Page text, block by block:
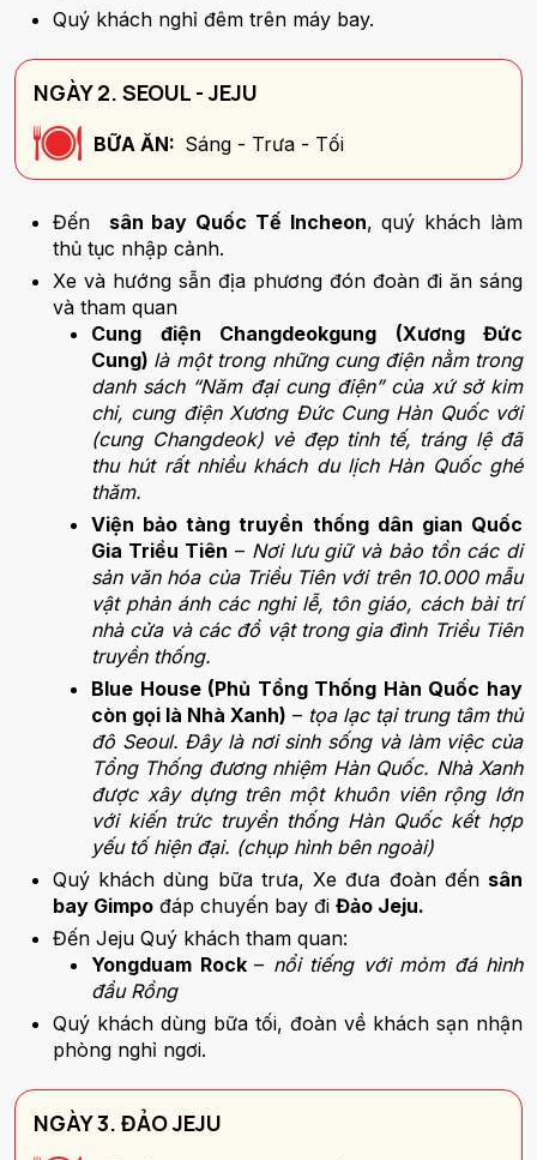
Quý khách nghỉ đêm trên máy bay.
NGÀY 2. SEOUL - JEJU
BỮA ĂN: Sáng - Trưa - Tối
Đến sân bay Quốc Tế Incheon, quý khách làm
thủ tục nhập cảnh.
Xe và hướng sẫn địa phương đón đoàn đi ăn sáng
và tham quan
Cung điện Changdeokgung (Xương Đức
Cung) là một trong những cung điện nằm trong
danh sách “Năm đại cung điện” của xứ sở kim
chi, cung điện Xương Đức Cung Hàn Quốc với
(cung Changdeok) vẻ đẹp tinh tế, tráng lệ đã
thu hút rất nhiều khách du lịch Hàn Quốc ghé
thăm.
Viện bảo tàng truyền thống dân gian Quốc
Gia Triều Tiên – Nơi lưu giữ và bảo tồn các di
sản văn hóa của Triều Tiên với trên 10.000 mẫu
vật phản ánh các nghi lễ, tôn giáo, cách bài trí
nhà cửa và các đồ vật trong gia đình Triều Tiên
truyền thống.
Blue House (Phủ Tổng Thống Hàn Quốc hay
còn gọi là Nhà Xanh) – tọa lạc tại trung tâm thủ
đô Seoul. Đây là nơi sinh sống và làm việc của
Tổng Thống đương nhiệm Hàn Quốc. Nhà Xanh
được xây dựng trên một khuôn viên rộng lớn
với kiến trức truyền thống Hàn Quốc kết hợp
yếu tố hiện đại. (chụp hình bên ngoài)
Quý khách dùng bữa trưa, Xe đưa đoàn đến sân
bay Gimpo đáp chuyến bay đi Đảo Jeju.
Đến Jeju Quý khách tham quan:
Yongduam Rock – nổi tiếng với mỏm đá hình
đầu Rồng
Quý khách dùng bữa tối, đoàn về khách sạn nhận
phòng nghỉ ngơi.
NGÀY 3. ĐẢO JEJU